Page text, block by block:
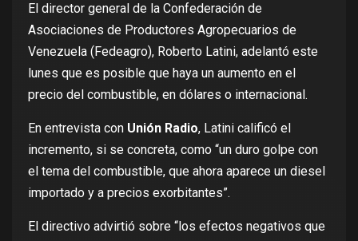
El director general de la Confederación de
Asociaciones de Productores Agropecuarios de
Venezuela (Fedeagro), Roberto Latini, adelantó este
lunes que es posible que haya un aumento en el
precio del combustible, en dólares o internacional.
En entrevista con Unión Radio, Latini calificó el
incremento, si se concreta, como “un duro golpe con
el tema del combustible, que ahora aparece un diesel
importado y a precios exorbitantes”.
El directivo advirtió sobre “los efectos negativos que